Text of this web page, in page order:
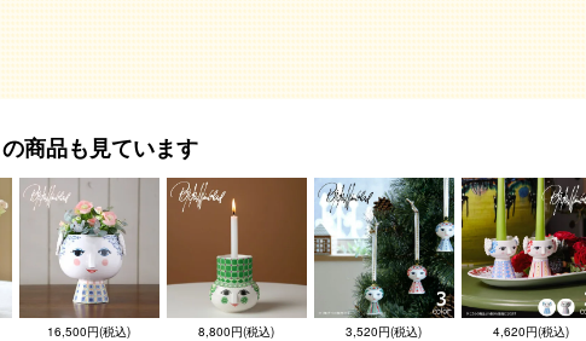
商品も見ています
16,500円(税込) 8,800円(税込) 3,520円(税込) 4,620円(税込)